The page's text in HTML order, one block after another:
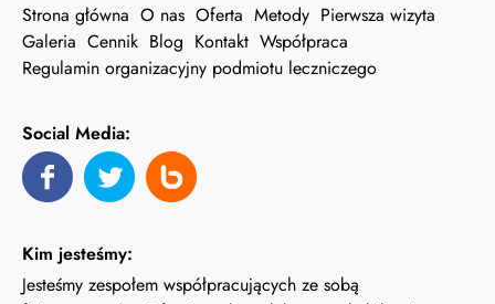
Strona główna O nas Oferta Metody Pierwsza wizyta
Galeria Cennik Blog Kontakt Współpraca
Regulamin organizacyjny podmiotu leczniczego
Social Media:
Kim jesteśmy:
Jesteśmy zespołem współpracujących ze sobą